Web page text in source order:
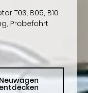
T03, B05, B10
Probefahrt
Neuwagen
entdecken